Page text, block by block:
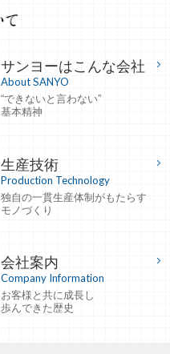
サンヨーはこんな会社
About SANYO
“できないと言わない”
基本精神
生産技術
Production Technology
独自の一貫生産体制がもたらす
モノづくり
会社案内
Company Information
お客様と共に成長し
歩んできた歴史